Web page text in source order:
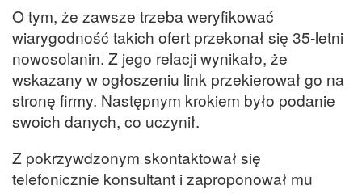
O tym, że zawsze trzeba weryfikować
wiarygodność takich ofert przekonał się 35-letni
nowosolanin. Z jego relacji wynikało, że
wskazany w ogłoszeniu link przekierował go na
stronę firmy. Następnym krokiem było podanie
swoich danych, co uczynił.
Z pokrzywdzonym skontaktował się
telefonicznie konsultant i zaproponował mu